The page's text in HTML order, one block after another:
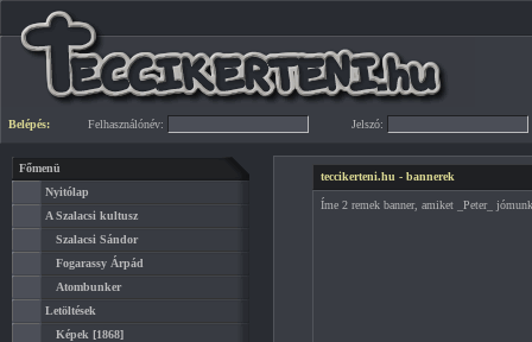
Belépés: Felhasználónév: Jelszó:
Főmenü
Nyitólap
A Szalacsi kultusz
Szalacsi Sándor
Fogarassy Árpád
Atombunker
Letöltések
Képek [1868]
teccikerteni.hu - bannerek
Íme 2 remek banner, amiket _Peter_